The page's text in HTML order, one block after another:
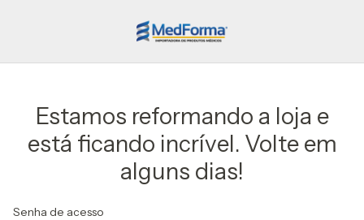
Estamos reformando a loja e
está ficando incrível. Volte em
alguns dias!
Senha de acesso